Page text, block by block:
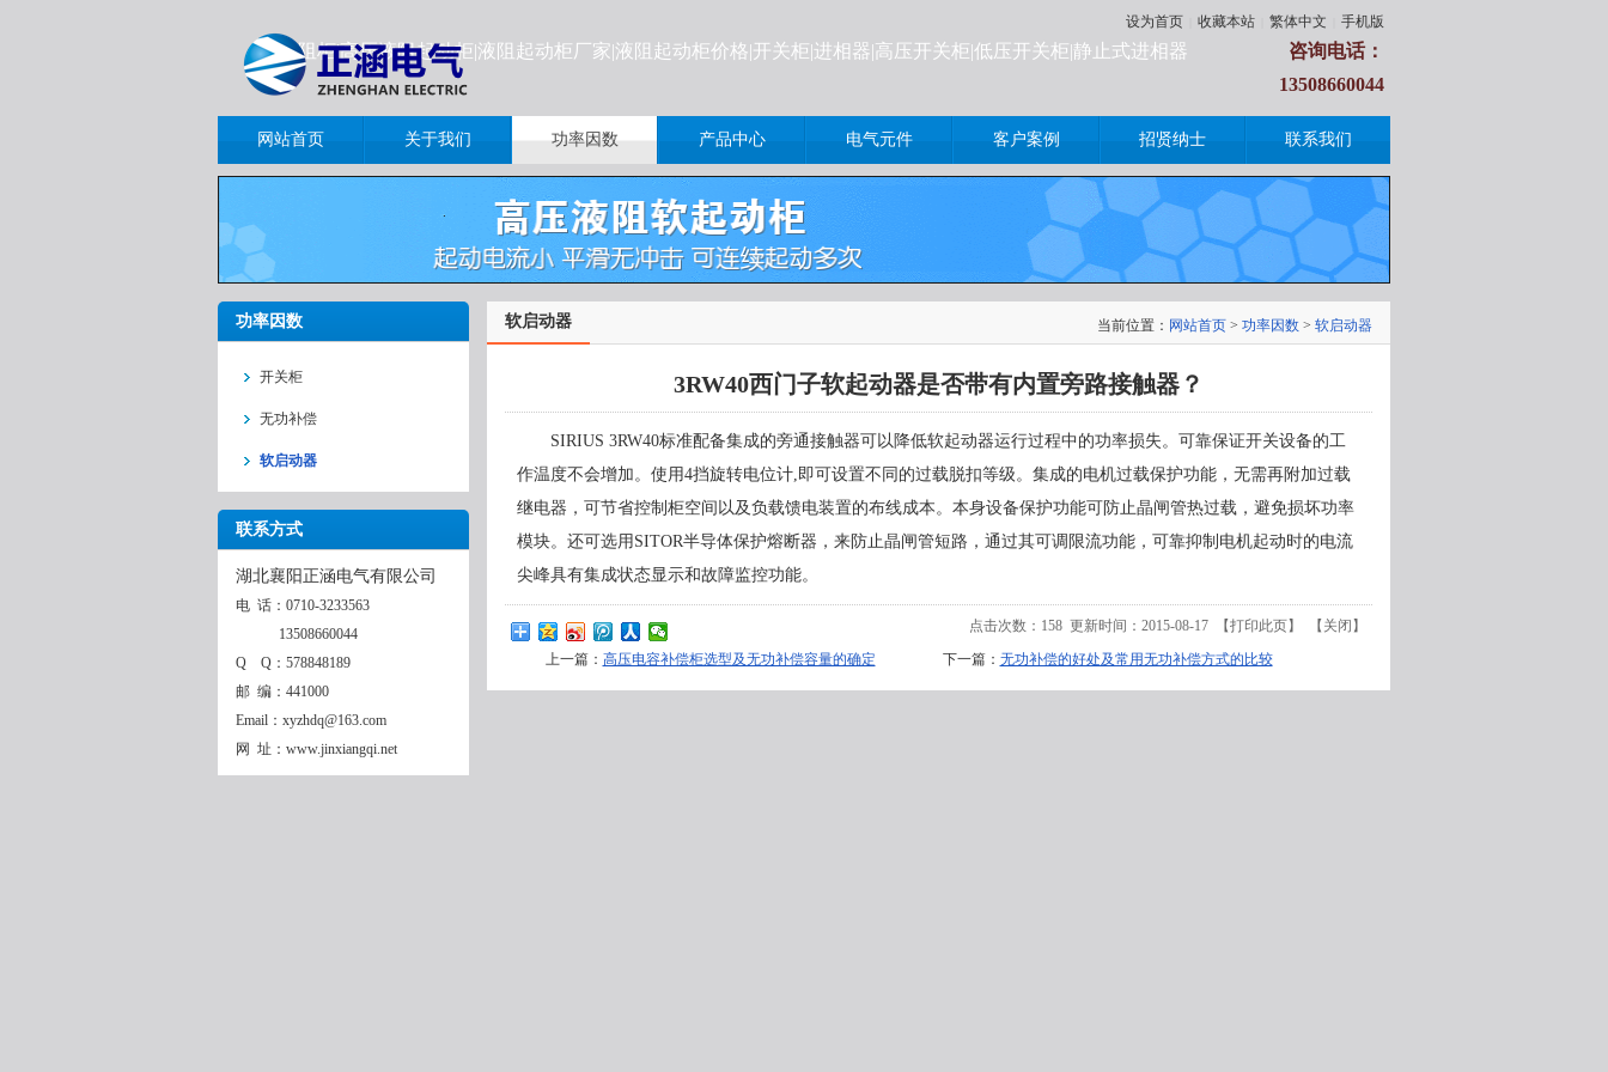
设为首页 收藏本站 繁体中文 手机版
液阻柜|高压液阻起动柜|液阻起动柜厂家|液阻起动柜价格|开关柜|进相器|高压开关柜|低压开关柜|静止式进相器
咨询电话：
13508660044
网站首页 关于我们 功率因数 产品中心 电气元件 客户案例 招贤纳士 联系我们
功率因数
开关柜
无功补偿
软启动器
联系方式
湖北襄阳正涵电气有限公司
电 话：0710-3233563
13508660044
Q Q：578848189
邮 编：441000
Email：xyzhdq@163.com
网 址：www.jinxiangqi.net
当前位置： 网站首页 > 功率因数 > 软启动器
软启动器
3RW40西门子软起动器是否带有内置旁路接触器？
SIRIUS 3RW40标准配备集成的旁通接触器可以降低软起动器运行过程中的功率损失。可靠保证开关设备的工
作温度不会增加。使用4挡旋转电位计,即可设置不同的过载脱扣等级。集成的电机过载保护功能，无需再附加过载
继电器，可节省控制柜空间以及负载馈电装置的布线成本。本身设备保护功能可防止晶闸管热过载，避免损坏功率
模块。还可选用 SITOR半导体保护熔断器，来防止晶闸管短路，通过其可调限流功能，可靠抑制电机起动时的电流
尖峰具有集成状态显示和故障监控功能。
点击次数： 158 更新时间：2015-08-17 【打印此页】 【 关闭 】
上一篇： 高压电容补偿柜选型及无功补偿容量的确定 下一篇： 无功补偿的好处及常用无功补偿方式的比较